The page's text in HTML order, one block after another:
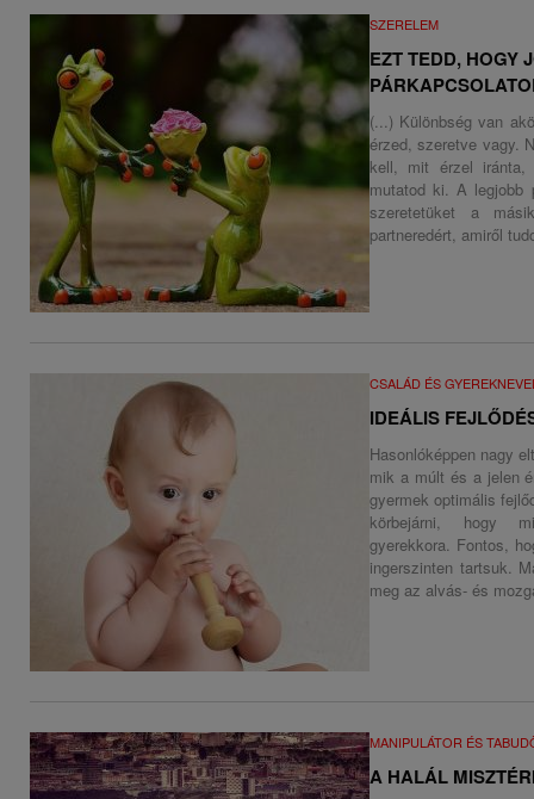
SZERELEM
EZT TEDD, HOGY
(...) Különbség van
érzed, szeretve vagy.
kell, mit érzel
mutatod ki. A legjobb
szeretetüket a
partneredért, amiről
CSALÁD ÉS
IDEÁLIS
Hasonlóképpen nagy
mik a múlt és a jelen
gyermek optimális
körbejárni, hogy
gyerekkora. Fontos,
ingerszinten tartsuk.
meg az alvás- és
MANIPULÁTOR ÉS
A HALÁL